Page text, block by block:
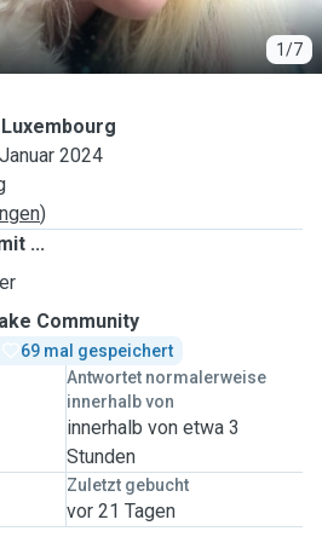
1/7
Luxembourg
2024
)
...
Community
69 mal gespeichert
Antwortet normalerweise
innerhalb von
innerhalb von etwa 3
Stunden
Zuletzt gebucht
vor 21 Tagen